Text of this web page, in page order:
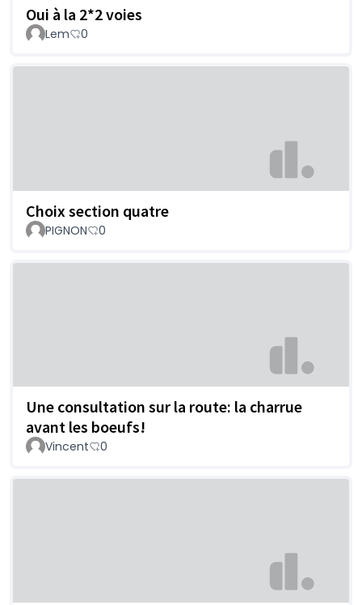
Oui à la 2*2 voies
Lem 0
Choix section quatre
PIGNON 0
Une consultation sur la route: la charrue
avant les boeufs!
Vincent 0